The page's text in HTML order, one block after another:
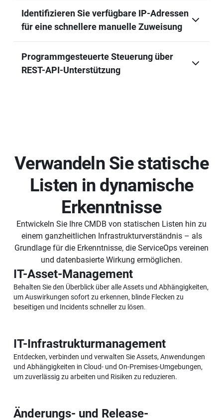
Identifizieren Sie verfügbare IP-Adressen
für eine schnellere manuelle Zuweisung
Programmgesteuerte Steuerung über
REST-API-Unterstützung
Verwandeln Sie statische
Listen in dynamische
Erkenntnisse
Entwickeln Sie Ihre CMDB von statischen Listen hin zu
einem ganzheitlichen Infrastrukturverständnis – als
Grundlage für die Erkenntnisse, die ServiceOps vereinen
und datenbasierte Wirkung ermöglichen.
IT-Asset-Management
Behalten Sie den Überblick über alle Assets und Abhängigkeiten,
um Auswirkungen sofort zu erkennen, blinde Flecken zu
beseitigen und Incidents schneller zu lösen.
IT-Infrastrukturmanagement
Entdecken, verbinden und verwalten Sie Assets, Anwendungen
und Abhängigkeiten in Cloud- und On-Premises-Umgebungen,
um zuverlässig zu arbeiten und Risiken zu reduzieren.
Änderungs- und Release-